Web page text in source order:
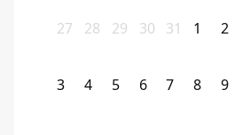
27 28 29 30 31 1 2
3 4 5 6 7 8 9